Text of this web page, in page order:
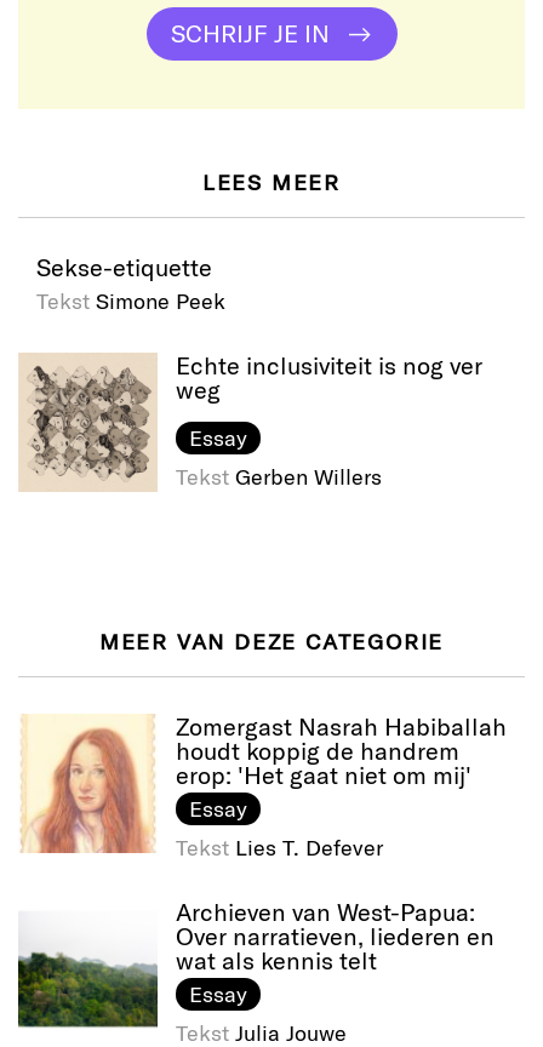
SCHRIJF JE IN
LEES MEER
Sekse-etiquette
Tekst Simone Peek
Echte inclusiviteit is nog ver
weg
Essay
Tekst Gerben Willers
MEER VAN DEZE CATEGORIE
Zomergast Nasrah Habiballah
houdt koppig de handrem
erop: 'Het gaat niet om mij'
Essay
Tekst Lies T. Defever
Archieven van West-Papua:
Over narratieven, liederen en
wat als kennis telt
Essay
Tekst Julia Jouwe